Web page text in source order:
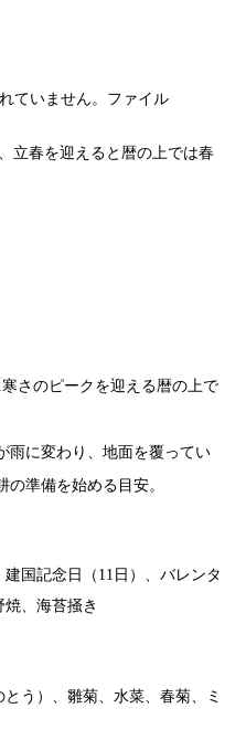
立春を迎えると暦の上では春
さのピークを迎える暦の上で
雨に変わり、地面を覆ってい
準備を始める目安。
国記念日（11日）、バレンタ
、海苔掻き
う）、雛菊、水菜、春菊、ミ